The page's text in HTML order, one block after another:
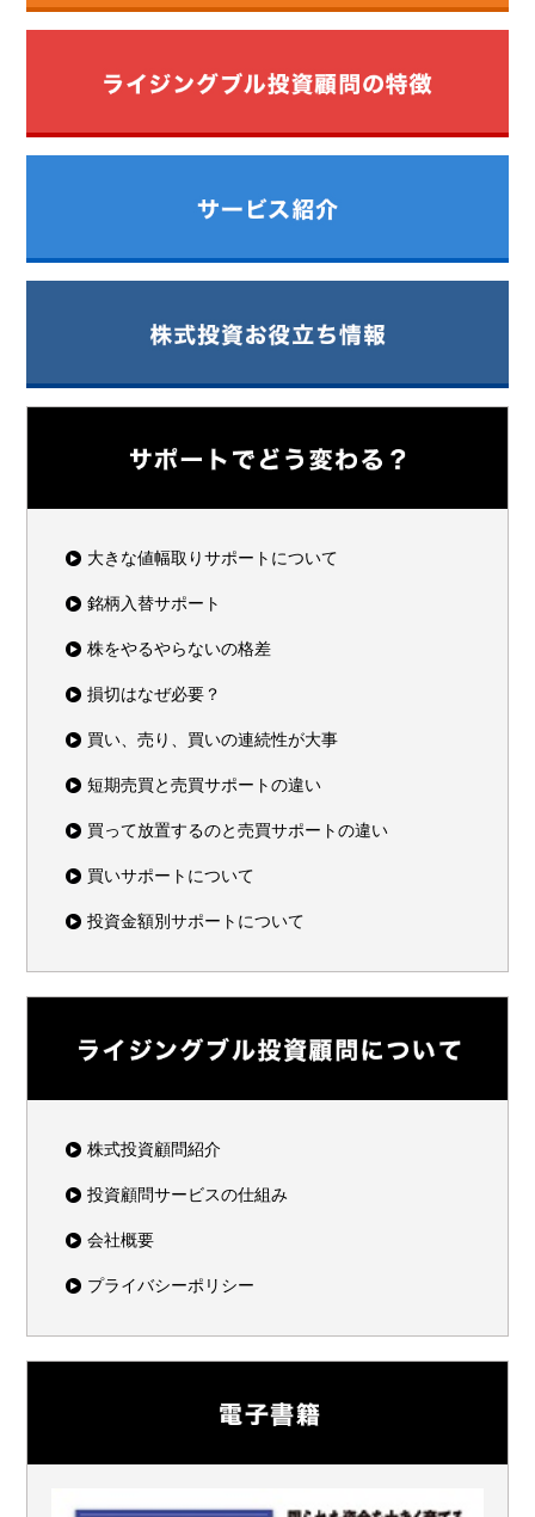
大きな値幅取りサポートについて
銘柄入替サポート
株をやるやらないの格差
損切はなぜ必要？
買い、売り、買いの連続性が大事
短期売買と売買サポートの違い
買って放置するのと売買サポートの違い
買いサポートについて
投資金額別サポートについて
株式投資顧問紹介
投資顧問サービスの仕組み
会社概要
プライバシーポリシー